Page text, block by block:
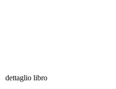
dettaglio libro